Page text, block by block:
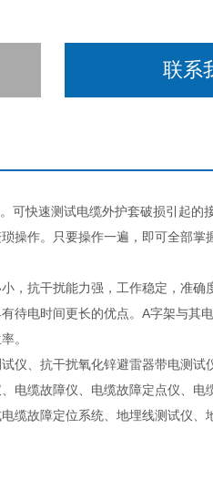
联系
可快速测试电缆外护套破损引起的
操作。只要操作一遍，即可全部掌
，抗干扰能力强，工作稳定，准确
待电时间更长的优点。A字架与其
。
仪、抗干扰氧化锌避雷器带电测试
电缆故障仪、电缆故障定点仪、电
缆故障定位系统、地埋线测试仪、